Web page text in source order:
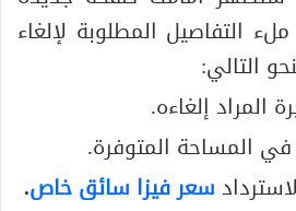
التفاصيل المطلوبة لإلغاء
التالي:
المراد إلغاءه.
المساحة المتوفرة.
سعر فيزا سائق خاص.